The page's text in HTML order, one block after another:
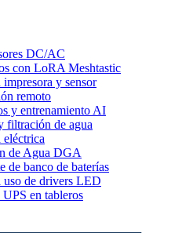
DC/AC
con LoRA Meshtastic
y sensor
remoto
y entrenamiento AI
filtración de agua
de Agua DGA
de banco de baterías
uso de drivers LED
en tableros